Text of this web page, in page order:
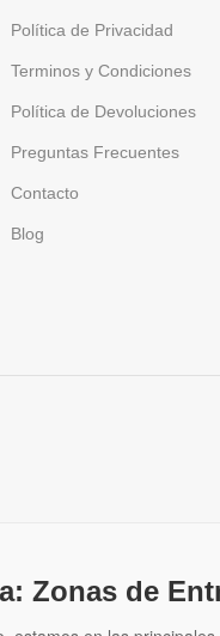
Política de Privacidad
Terminos y Condiciones
Política de Devoluciones
Preguntas Frecuentes
Contacto
Blog
Zonas de